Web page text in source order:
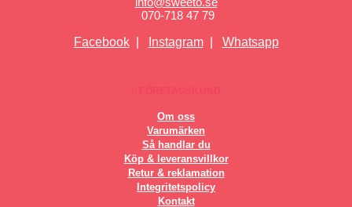
070-718 47 79
Facebook| Instagram| Whatsapp
Om oss
Varumärken
Så handlar du
Köp & leveransvillkor
Retur & reklamation
Integritetspolicy
Kontakt